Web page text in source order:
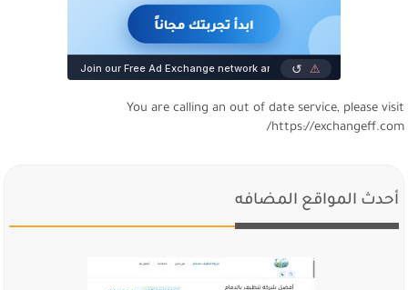
You are calling an out of date service, please visit
https://exchangeff.com/
أحدث المواقع المضافه